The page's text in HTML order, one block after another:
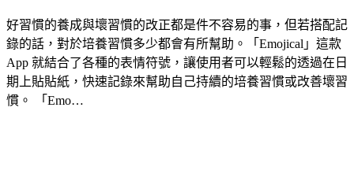
好習慣的養成與壞習慣的改正都是件不容易的事，但若搭配記
錄的話，對於培養習慣多少都會有所幫助。「Emojical」這款
App 就結合了各種的表情符號，讓使用者可以輕鬆的透過在日
期上貼貼紙，快速記錄來幫助自己持續的培養習慣或改善壞習
慣。 「Emo…